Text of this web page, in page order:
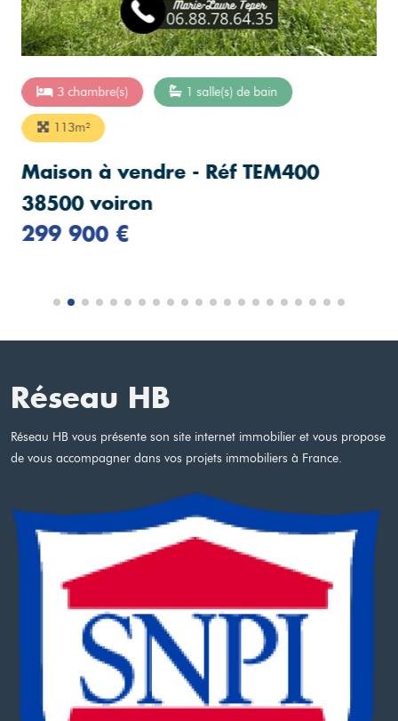
3 chambre(s) 1 salle(s) de bain
113m²
Maison à vendre - Réf TEM400
38500 voiron
299 900 €
Réseau HB
Réseau HB vous présente son site internet immobilier et vous propose
de vous accompagner dans vos projets immobiliers à France.